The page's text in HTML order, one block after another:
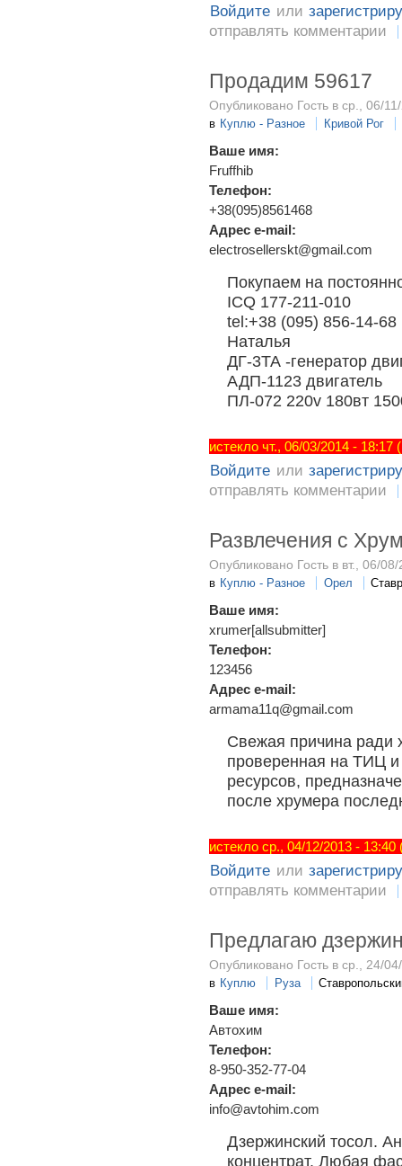
Войдите или
отправлять комментарии
Продадим 59617
Опубликовано Гость в ср., 06/
в Куплю - Разное Кривой Рог
Ваше имя:
Fruffhib
Телефон:
+38(095)8561468
Адрес e-mail:
electrosellerskt@gmail.com
Покупаем на
ICQ 177-211-010
tel:+38 (095) 856-14-68
Наталья
ДГ-3ТА -генератор
АДП-1123 двигатель
ПЛ-072 220v 180вт
истекло чт., 06/03/2014 -
Войдите или
отправлять комментарии
Развлечения с
Опубликовано Гость в вт., 06/
в Куплю - Разное Орел
Ваше имя:
xrumer[allsubmitter]
Телефон:
123456
Адрес e-mail:
armama11q@gmail.com
Свежая причина ради
проверенная на ТИЦ и
ресурсов,
после хрумера
истекло ср., 04/12/2013 -
Войдите или
отправлять комментарии
Предлагаю
Опубликовано Гость в ср., 24/
в Куплю Руза
Ваше имя:
Автохим
Телефон:
8-950-352-77-04
Адрес e-mail:
info@avtohim.com
Дзержинский тосол.
концентрат. Любая